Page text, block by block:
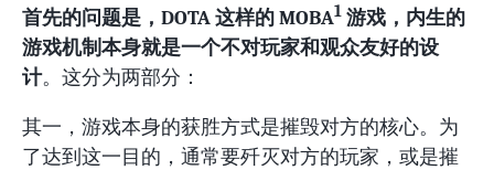
首先的问题是，DOTA 这样的 MOBA1 游戏，内生的
游戏机制本身就是一个不对玩家和观众友好的设
计。这分为两部分：
其一，游戏本身的获胜方式是摧毁对方的核心。为
了达到这一目的，通常要歼灭对方的玩家，或是摧